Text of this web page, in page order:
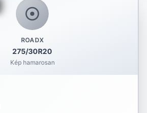
ROADX
275/30R20
Kép hamarosan